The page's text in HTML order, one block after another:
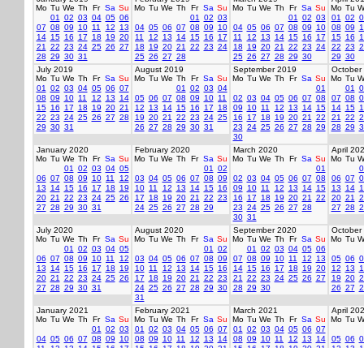
Mo Tu We Th Fr Sa Su
01
02 03 04 05 06
07 08 09 10 11 12
13
14 15 16 17 18 19 20
21
22 23 24 25 26 27
28 29 30 31
Mo Tu We Th Fr Sa Su
01
02 03
04 05 06 07 08 09
10
11
12 13 14 15 16
17
18
19 20 21 22 23 24
25 26 27 28
Mo Tu We Th Fr Sa Su
01
02 03
04 05 06 07 08 09
10
11
12 13 14 15 16
17
18
19 20 21 22 23 24
25 26 27 28 29 30
Mo Tu
01
02
08 09
15 16
22 23
29 30
July 2019
Mo Tu We Th Fr Sa Su
01
02 03 04 05 06 07
08 09 10 11 12 13
14
15 16 17 18 19 20 21
22 23 24 25 26 27 28
29 30 31
August 2019
Mo Tu We Th Fr Sa Su
01
02 03 04
05 06 07 08 09 10 11
12
13 14 15 16 17
18
19 20 21 22 23 24 25
26 27 28 29 30 31
September 2019
Mo Tu We Th Fr Sa Su
01
02 03 04 05 06 07 08
09
10 11 12 13 14 15
16
17 18 19 20 21
22
23 24 25 26 27 28 29
30
October
Mo Tu
01
07 08
14 15
21
22
28 29
January 2020
Mo Tu We Th Fr Sa Su
01
02 03 04 05
06 07 08 09 10 11
12
13
14 15 16 17 18
19
20 21 22 23 24 25 26
27 28 29 30 31
February 2020
Mo Tu We Th Fr Sa Su
01
02
03 04 05 06 07 08 09
10 11 12 13 14 15 16
17
18 19 20 21 22 23
24 25 26 27 28 29
March 2020
Mo Tu We Th Fr Sa Su
01
02 03 04 05 06 07 08
09
10 11 12 13 14 15
16
17 18 19 20 21
22
23 24 25 26 27 28
30 31
April
Mo Tu
06 07
13
14
20 21
27 28
July 2020
Mo Tu We Th Fr Sa Su
01
02 03 04 05
06 07 08 09 10 11
12
13
14 15 16 17 18
19
20 21 22 23 24 25 26
27 28 29 30 31
August 2020
Mo Tu We Th Fr Sa Su
01
02
03 04 05 06 07 08 09
10 11 12 13 14 15 16
17
18 19 20 21 22 23
24 25 26 27 28 29 30
31
September 2020
Mo Tu We Th Fr Sa Su
01
02 03 04 05 06
07 08 09 10 11 12
13
14 15 16 17 18 19 20
21
22 23 24 25 26 27
28 29 30
October
Mo Tu
05 06
12
13
19 20
26 27
January 2021
Mo Tu We Th Fr Sa Su
01
02 03
04 05 06 07 08 09
10
February 2021
Mo Tu We Th Fr Sa Su
01
02 03 04 05 06 07
08 09 10 11 12 13
14
March 2021
Mo Tu We Th Fr Sa Su
01
02 03 04 05 06 07
08 09 10 11 12 13
14
April
Mo Tu
05 06